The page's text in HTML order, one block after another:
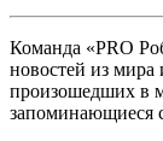
Команда «PRO
новостей из
произошедших в
запоминающиеся